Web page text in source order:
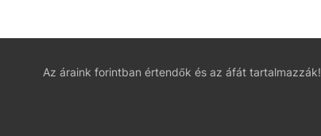
Az áraink forintban értendők és az áfát tartalmazzák!